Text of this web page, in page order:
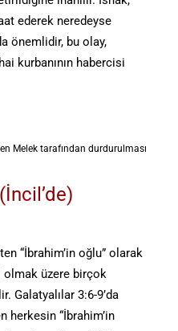
ederek neredeyse
önemlidir, bu olay,
kurbanının habercisi
Melek tarafından durdurulması
“İbrahim’in oğlu” olarak
olmak üzere birçok
Galatyalılar 3:6-9’da
herkesin “İbrahim’in